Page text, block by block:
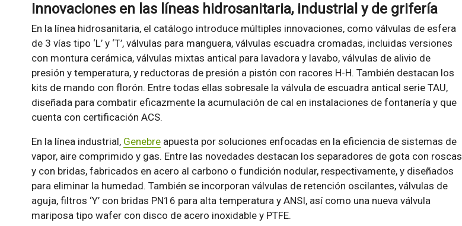
Innovaciones en las líneas hidrosanitaria, industrial y de grifería
En la línea hidrosanitaria, el catálogo introduce múltiples innovaciones, como válvulas de esfera
de 3 vías tipo ‘L’ y ‘T’, válvulas para manguera, válvulas escuadra cromadas, incluidas versiones
con montura cerámica, válvulas mixtas antical para lavadora y lavabo, válvulas de alivio de
presión y temperatura, y reductoras de presión a pistón con racores H-H. También destacan los
kits de mando con florón. Entre todas ellas sobresale la válvula de escuadra antical serie TAU,
diseñada para combatir eficazmente la acumulación de cal en instalaciones de fontanería y que
cuenta con certificación ACS.
En la línea industrial, Genebreapuesta por soluciones enfocadas en la eficiencia de sistemas de
vapor, aire comprimido y gas. Entre las novedades destacan los separadores de gota con roscas
y con bridas, fabricados en acero al carbono o fundición nodular, respectivamente, y diseñados
para eliminar la humedad. También se incorporan válvulas de retención oscilantes, válvulas de
aguja, filtros ‘Y’ con bridas PN16 para alta temperatura y ANSI, así como una nueva válvula
mariposa tipo wafer con disco de acero inoxidable y PTFE.